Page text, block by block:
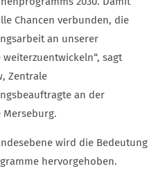
Chancen verbunden, die
an unserer
weiterzuentwickeln“, sagt
Zentrale
an der
Merseburg.
wird die Bedeutung
hervorgehoben.